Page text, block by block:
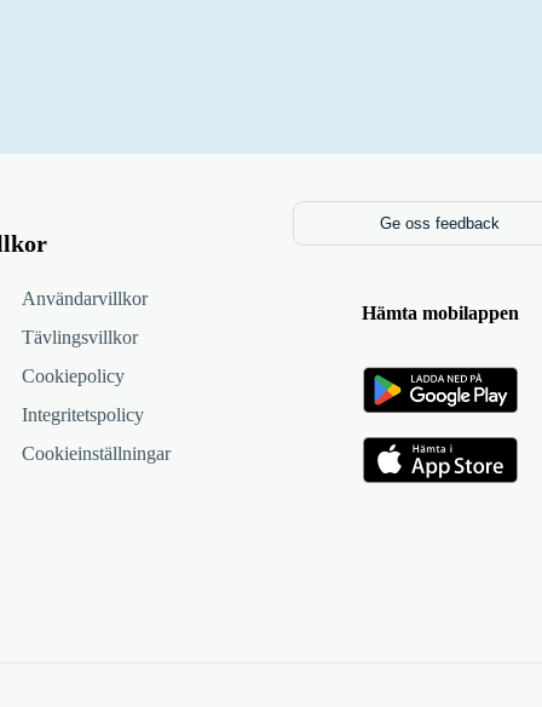
Användarvillkor
Tävlingsvillkor
Cookiepolicy
Integritetspolicy
Cookieinställningar
Ge oss feedback
Hämta mobilappen